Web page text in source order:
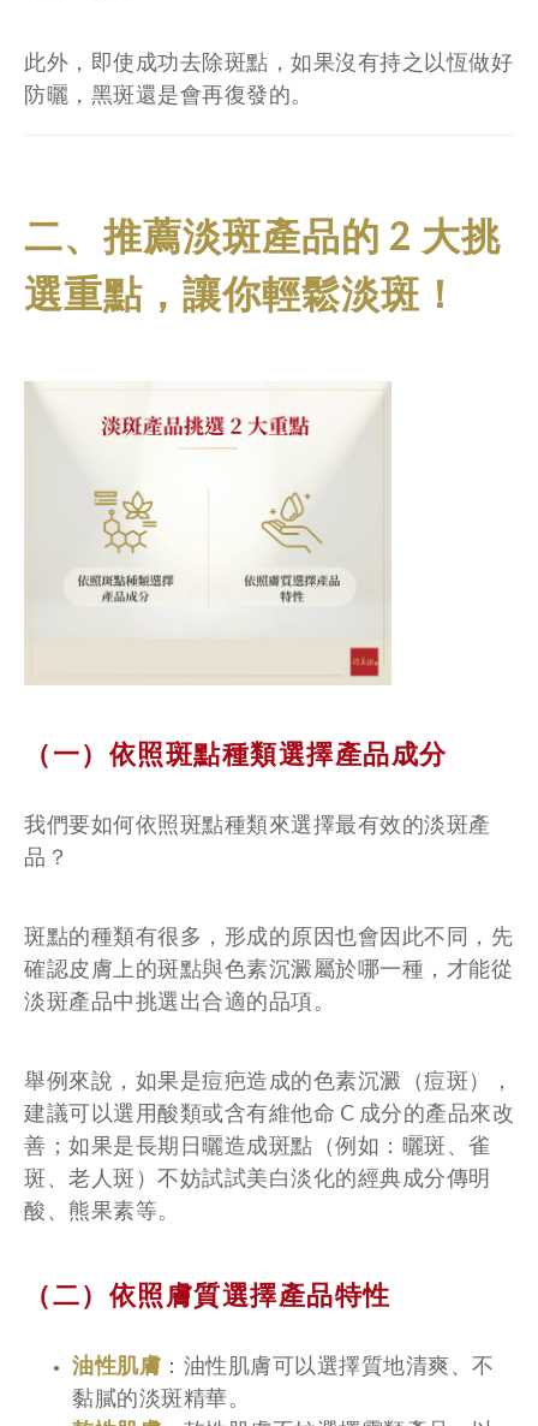
此外，即使成功去除斑點，如果沒有持之以恆做好
防曬，黑斑還是會再復發的。
二、推薦淡斑產品的 2 大挑
選重點，讓你輕鬆淡斑！
（一）依照斑點種類選擇產品成分
我們要如何依照斑點種類來選擇最有效的淡斑產
品？
斑點的種類有很多，形成的原因也會因此不同，先
確認皮膚上的斑點與色素沉澱屬於哪一種，才能從
淡斑產品中挑選出合適的品項。
舉例來說，如果是痘疤造成的色素沉澱（痘斑），
建議可以選用酸類或含有維他命 C 成分的產品來改
善；如果是長期日曬造成斑點（例如：曬斑、雀
斑、老人斑）不妨試試美白淡化的經典成分傳明
酸、熊果素等。
（二）依照膚質選擇產品特性
油性肌膚 ：油性肌膚可以選擇質地清爽、不
黏膩的淡斑精華。